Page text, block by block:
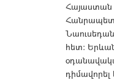
Հայաստան
հետ: